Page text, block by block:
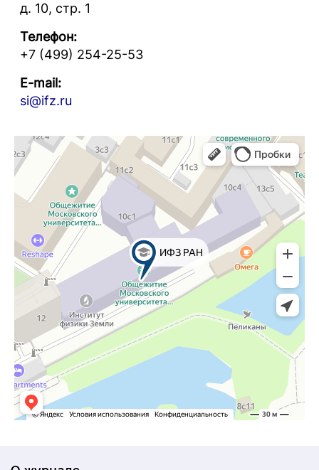
д. 10, стр. 1
Телефон:
+7 (499) 254-25-53
E-mail:
si@ifz.ru